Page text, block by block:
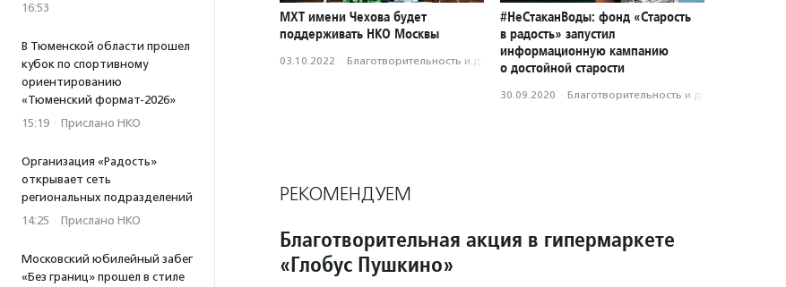
16:53
В Тюменской области прошел
кубок по спортивному
ориентированию
«Тюменский формат-2026»
15:19 · Прислано НКО
Организация «Радость»
открывает сеть
региональных подразделений
14:25 · Прислано НКО
Московский юбилейный забег
«Без границ» прошел в стиле
МХТ имени Чехова будет
поддерживать НКО Москвы
03.10.2022 · Благотвори­тель­ность и доброволь­чест­во
#НеСтаканВоды: фонд «Старость
в радость» запустил
информационную кампанию
о достойной старости
30.09.2020 · Благотвори­тель­ность и доброволь­чест­во
РЕКОМЕНДУЕМ
Благотворительная акция в гипермаркете
«Глобус Пушкино»